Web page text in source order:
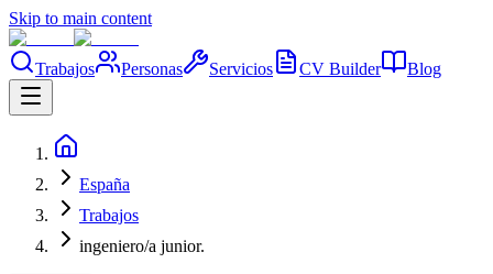
Skip to main content
Trabajos Personas Servicios CV Builder Blog
España
Trabajos
ingeniero/a junior.